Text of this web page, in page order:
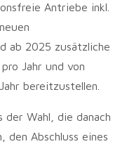
Antriebe inkl.
ab 2025 zusätzliche
Jahr und von
bereitzustellen.
der Wahl, die danach
den Abschluss eines